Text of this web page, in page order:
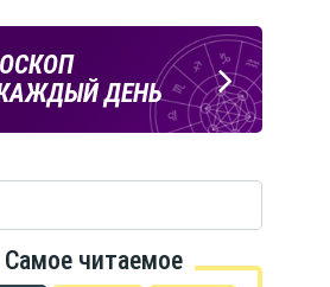
ДЕНЬ
канал
Белгород»
Самое читаемое